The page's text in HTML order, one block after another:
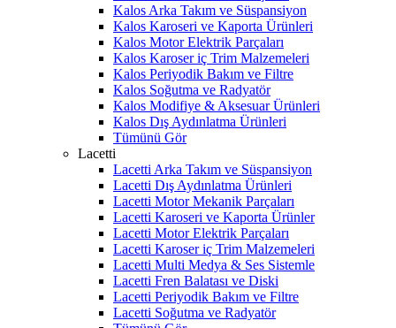
Kalos Arka Takım ve Süspansiyon
Kalos Karoseri ve Kaporta Ürünleri
Kalos Motor Elektrik Parçaları
Kalos Karoser iç Trim Malzemeleri
Kalos Periyodik Bakım ve Filtre
Kalos Soğutma ve Radyatör
Kalos Modifiye & Aksesuar Ürünleri
Kalos Dış Aydınlatma Ürünleri
Tümünü Gör
Lacetti
Lacetti Arka Takım ve Süspansiyon
Lacetti Dış Aydınlatma Ürünleri
Lacetti Motor Mekanik Parçaları
Lacetti Karoseri ve Kaporta Ürünler
Lacetti Motor Elektrik Parçaları
Lacetti Karoser iç Trim Malzemeleri
Lacetti Multi Medya & Ses Sistemle
Lacetti Fren Balatası ve Diski
Lacetti Periyodik Bakım ve Filtre
Lacetti Soğutma ve Radyatör